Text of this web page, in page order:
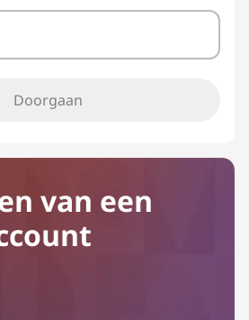
Doorgaan
van een